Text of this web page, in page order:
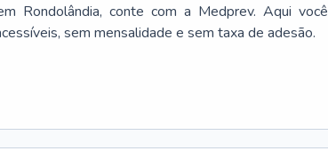
Rondolândia, conte com a Medprev. Aqui você
sem mensalidade e sem taxa de adesão.